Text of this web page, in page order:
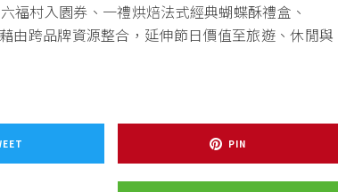
福村入園券、一禮烘焙法式經典蝴蝶酥禮盒、
由跨品牌資源整合，延伸節日價值至旅遊、休閒與
PIN